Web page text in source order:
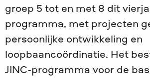
groep 5 tot en met 8 dit
programma, met projecten
persoonlijke ontwikkeling en
loopbaancoördinatie. Het
JINC-programma voor de